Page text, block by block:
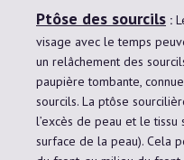
Ptôse des sourcils :
visage avec le temps
un relâchement des
paupière tombante,
sourcils. La ptôse
l’excès de peau et le tissu
surface de la peau). Cela